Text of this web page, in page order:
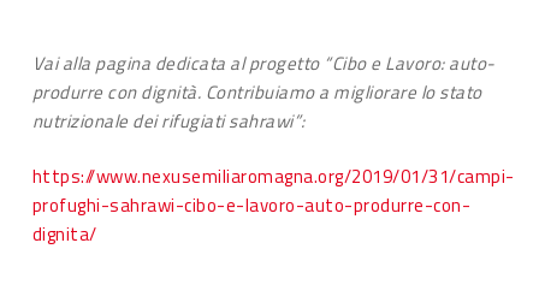
Vai alla pagina dedicata al progetto “Cibo e Lavoro: auto-
produrre con dignità. Contribuiamo a migliorare lo stato
nutrizionale dei rifugiati sahrawi”:
https://www.nexusemiliaromagna.org/2019/01/31/campi-
profughi-sahrawi-cibo-e-lavoro-auto-produrre-con-
dignita/